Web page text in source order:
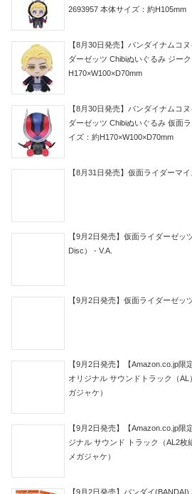
2693957 本体サイズ：約H105mm
【8月30日発売】バンダイナムコ
ダーゼッツ Chibiぬいぐるみ ジー
H170×W100×D70mm
【8月30日発売】バンダイナムコ
ダーゼッツ Chibiぬいぐるみ 仮面
イズ：約H170×W100×D70mm
【8月31日発売】仮面ライダーマ
【9月2日発売】仮面ライダーゼッ
Disc） - V.A.
【9月2日発売】仮面ライダーゼッ
【9月2日発売】【Amazon.co.jp
オリジナル サウンドトラック（
ガジャケ）
【9月2日発売】【Amazon.co.jp限
ジナル サウンド トラック（AL2枚
メガジャケ）
【9月2日発売】バンダイ